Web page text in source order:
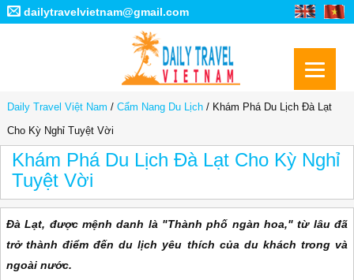
dailytravelvietnam@gmail.com
Daily Travel Việt Nam / Cẩm Nang Du Lịch/ Khám Phá Du Lịch Đà Lạt
Cho Kỳ Nghỉ Tuyệt Vời
Khám Phá Du Lịch Đà Lạt Cho Kỳ Nghỉ
Tuyệt Vời
Đà Lạt, được mệnh danh là "Thành phố ngàn hoa," từ lâu đã
trở thành điểm đến du lịch yêu thích của du khách trong và
ngoài nước.